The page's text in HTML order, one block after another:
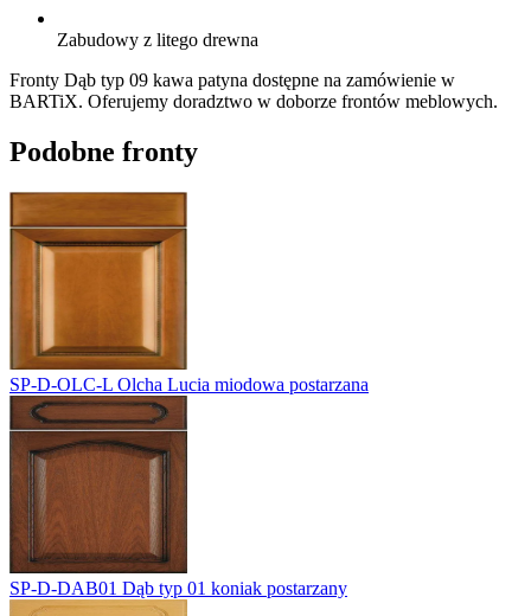
Zabudowy z litego drewna
Fronty Dąb typ 09 kawa patyna dostępne na zamówienie w
BARTiX. Oferujemy doradztwo w doborze frontów meblowych.
Podobne fronty
SP-D-OLC-L Olcha Lucia miodowa postarzana
SP-D-DAB01 Dąb typ 01 koniak postarzany